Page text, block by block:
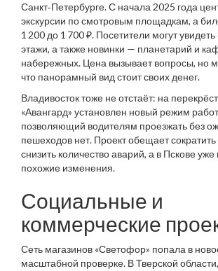
Санкт‑Петербурге. С начала 2025 года
экскурсии по смотровым площадкам, а
1 200 до 1 700 ₽. Посетители могут увидеть
этажи, а также новинки — планетарий и
набережных. Цена вызывает вопросы, но
что панорамный вид стоит своих денег.
Владивосток тоже не отстаёт: на
«Авангард» установлен новый режим
позволяющий водителям проезжать без
пешеходов нет. Проект обещает сократить
снизить количество аварий, а в Пскове
похожие изменения.
Социальные и
коммерческие
Сеть магазинов «Светофор» попала в
масштабной проверке. В Тверской